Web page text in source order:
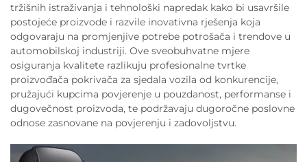
tržišnih istraživanja i tehnološki napredak kako bi usavršile
postojeće proizvode i razvile inovativna rješenja koja
odgovaraju na promjenjive potrebe potrošača i trendove u
automobilskoj industriji. Ove sveobuhvatne mjere
osiguranja kvalitete razlikuju profesionalne tvrtke
proizvođača pokrivača za sjedala vozila od konkurencije,
pružajući kupcima povjerenje u pouzdanost, performanse i
dugovečnost proizvoda, te podržavaju dugoročne poslovne
odnose zasnovane na povjerenju i zadovoljstvu.